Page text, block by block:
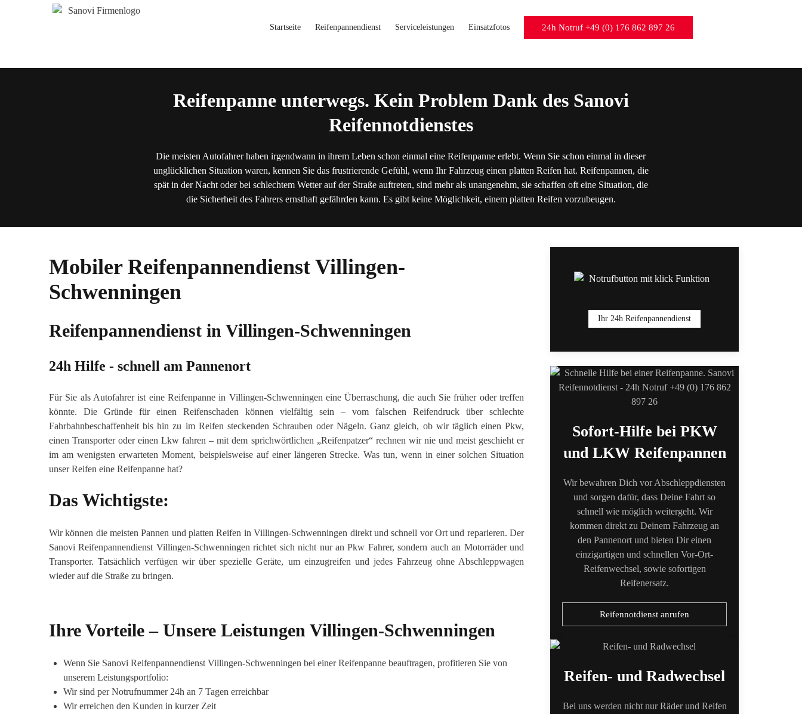
Startseite Reifenpannendienst Serviceleistungen Einsatzfotos 24h Notruf +49 (0) 176 862 897 26
Reifenpanne unterwegs. Kein Problem Dank des Sanovi
Reifennotdienstes
Die meisten Autofahrer haben irgendwann in ihrem Leben schon einmal eine Reifenpanne erlebt. Wenn Sie schon einmal in dieser
unglücklichen Situation waren, kennen Sie das frustrierende Gefühl, wenn Ihr Fahrzeug einen platten Reifen hat. Reifenpannen, die
spät in der Nacht oder bei schlechtem Wetter auf der Straße auftreten, sind mehr als unangenehm, sie schaffen oft eine Situation, die
die Sicherheit des Fahrers ernsthaft gefährden kann. Es gibt keine Möglichkeit, einem platten Reifen vorzubeugen.
Mobiler Reifenpannendienst Villingen-
Schwenningen
Reifenpannendienst in Villingen-Schwenningen
24h Hilfe - schnell am Pannenort
Für Sie als Autofahrer ist eine Reifenpanne in Villingen-Schwenningen eine Überraschung, die auch Sie früher oder treffen
könnte. Die Gründe für einen Reifenschaden können vielfältig sein – vom falschen Reifendruck über schlechte
Fahrbahnbeschaffenheit bis hin zu im Reifen steckenden Schrauben oder Nägeln. Ganz gleich, ob wir täglich einen Pkw,
einen Transporter oder einen Lkw fahren – mit dem sprichwörtlichen „Reifenpatzer“ rechnen wir nie und meist geschieht er
im am wenigsten erwarteten Moment, beispielsweise auf einer längeren Strecke. Was tun, wenn in einer solchen Situation
unser Reifen eine Reifenpanne hat?
Das Wichtigste:
Wir können die meisten Pannen und platten Reifen in Villingen-Schwenningen direkt und schnell vor Ort und reparieren. Der
Sanovi Reifenpannendienst Villingen-Schwenningen richtet sich nicht nur an Pkw Fahrer, sondern auch an Motorräder und
Transporter. Tatsächlich verfügen wir über spezielle Geräte, um einzugreifen und jedes Fahrzeug ohne Abschleppwagen
wieder auf die Straße zu bringen.
Ihre Vorteile – Unsere Leistungen Villingen-Schwenningen
Wenn Sie Sanovi Reifenpannendienst Villingen-Schwenningen bei einer Reifenpanne beauftragen, profitieren Sie von
unserem Leistungsportfolio:
Wir sind per Notrufnummer 24h an 7 Tagen erreichbar
Wir erreichen den Kunden in kurzer Zeit
Ihr 24h Reifenpannendienst
Sofort-Hilfe bei PKW
und LKW Reifenpannen
Wir bewahren Dich vor Abschleppdiensten
und sorgen dafür, dass Deine Fahrt so
schnell wie möglich weitergeht. Wir
kommen direkt zu Deinem Fahrzeug an
den Pannenort und bieten Dir einen
einzigartigen und schnellen Vor-Ort-
Reifenwechsel, sowie sofortigen
Reifenersatz.
Reifennotdienst anrufen
Reifen- und Radwechsel
Bei uns werden nicht nur Räder und Reifen